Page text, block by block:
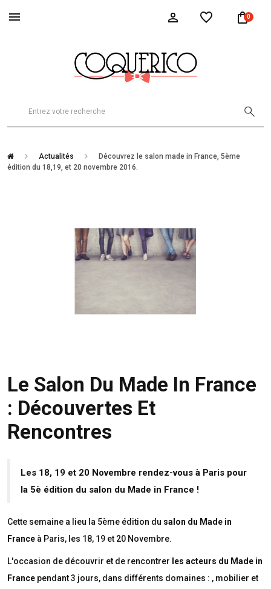
0
Actualités
Découvrez le salon made in France, 5ème
édition du 18,19, et 20 novembre 2016.
Le Salon Du Made In France
: Découvertes Et
Rencontres
Les 18, 19 et 20 Novembre rendez-vous à Paris pour
la 5è édition du salon du Made in France !
Cette semaine a lieu la 5ème édition du salon du Made in
France à Paris, les 18, 19 et 20 Novembre.
L'occasion de découvrir et de rencontrer les acteurs du Made in
France pendant 3 jours, dans différents domaines : , mobilier et